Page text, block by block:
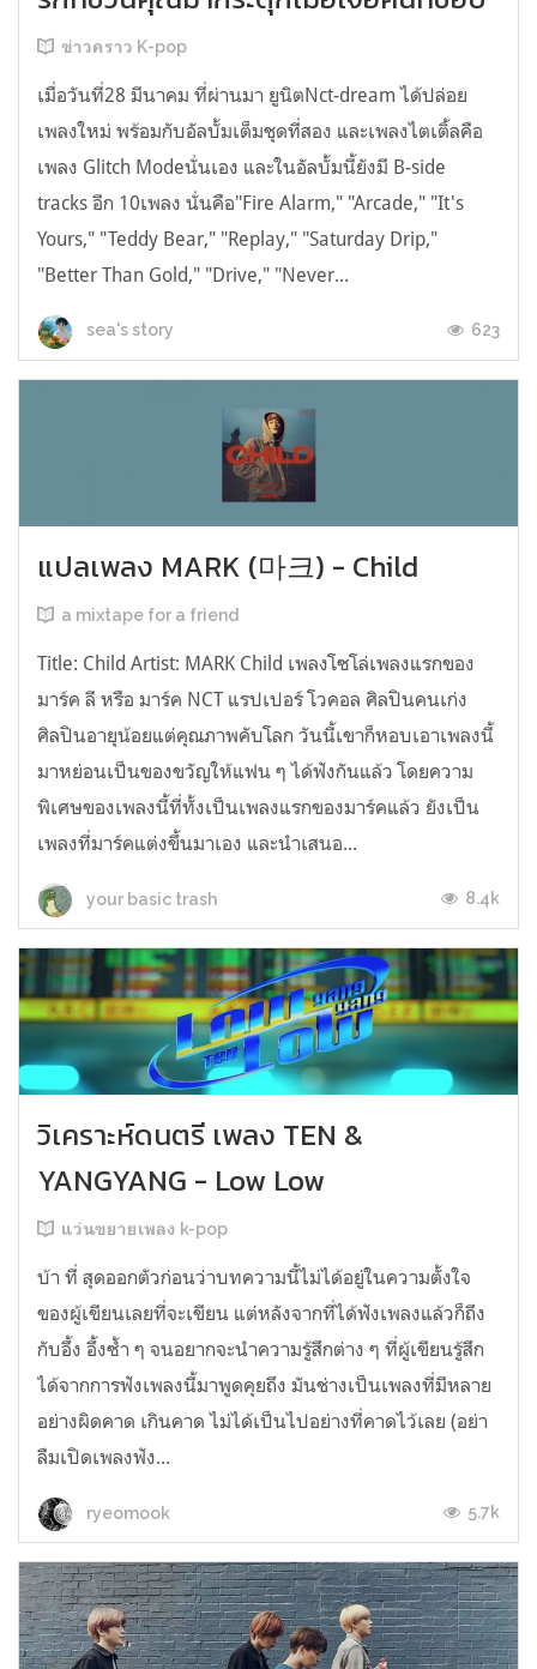
ข่าวคราว K-pop
เมื่อวันที่28 มีนาคม ที่ผ่านมา ยูนิตNct-dream ได้ปล่อย
เพลงใหม่ พร้อมกับอัลบั้มเต็มชุดที่สอง และเพลงไตเติ้ลคือ
เพลง Glitch Modeนั่นเอง และในอัลบั้มนี้ยังมี B-side
tracks อีก 10เพลง นั่นคือ"Fire Alarm," "Arcade," "It's
Yours," "Teddy Bear," "Replay," "Saturday Drip,"
"Better Than Gold," "Drive," "Never...
sea's story 623
แปลเพลง MARK (마크) - Child
a mixtape for a friend
Title: Child Artist: MARK Child เพลงโซโล่เพลงแรกของ
มาร์ค ลี หรือ มาร์ค NCT แรปเปอร์ โวคอล ศิลปินคนเก่ง
ศิลปินอายุน้อยแต่คุณภาพคับโลก วันนี้เขาก็หอบเอาเพลงนี้
มาหย่อนเป็นของขวัญให้แฟน ๆ ได้ฟังกันแล้ว โดยความ
พิเศษของเพลงนี้ที่ทั้งเป็นเพลงแรกของมาร์คแล้ว ยังเป็น
เพลงที่มาร์คแต่งขึ้นมาเอง และนำเสนอ...
your basic trash 8.4k
วิเคราะห์ดนตรี เพลง TEN &
YANGYANG - Low Low
แว่นขยายเพลง k-pop
บ้า ที่ สุดออกตัวก่อนว่าบทความนี้ไม่ได้อยู่ในความตั้งใจ
ของผู้เขียนเลยที่จะเขียน แต่หลังจากที่ได้ฟังเพลงแล้วก็ถึง
กับอึ้ง อึ้งซ้ำ ๆ จนอยากจะนำความรู้สึกต่าง ๆ ที่ผู้เขียนรู้สึก
ได้จากการฟังเพลงนี้มาพูดคุยถึง มันช่างเป็นเพลงที่มีหลาย
อย่างผิดคาด เกินคาด ไม่ได้เป็นไปอย่างที่คาดไว้เลย (อย่า
ลืมเปิดเพลงฟัง...
ryeomook 5.7k